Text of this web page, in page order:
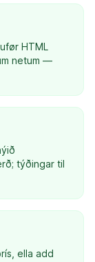
HTML
netum —
týðingar til
ella add